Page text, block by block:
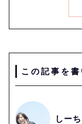
この記事を
しー